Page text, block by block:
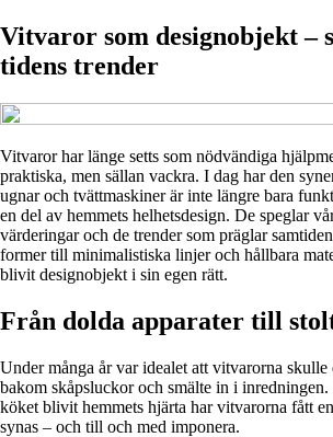
Vitvaror som designobjekt –
tidens trender
Vitvaror har länge setts som nödvändiga
praktiska, men sällan vackra. I dag har den
ugnar och tvättmaskiner är inte längre bara
en del av hemmets helhetsdesign. De speglar
värderingar och de trender som präglar
former till minimalistiska linjer och hållbara
blivit designobjekt i sin egen rätt.
Från dolda apparater till
Under många år var idealet att vitvarorna
bakom skåpsluckor och smälte in i
köket blivit hemmets hjärta har vitvarorna fått
synas – och till och med imponera.